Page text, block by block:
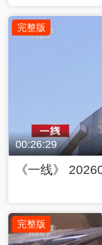
完整版
00:26:29
《一线》
完整版